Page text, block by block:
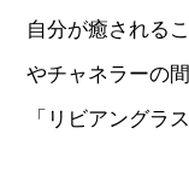
自分が癒される
やチャネラーの
「リビアングラ